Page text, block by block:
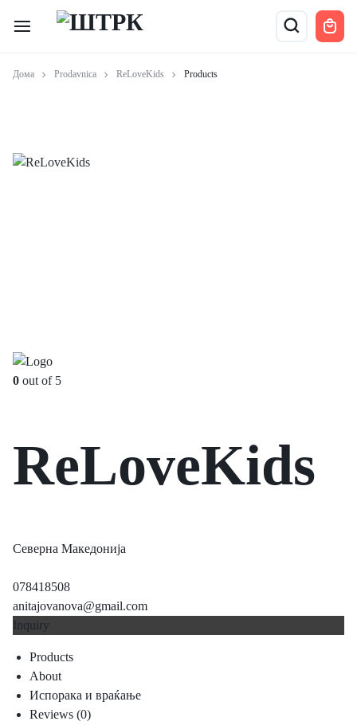
Дома Prodavnica ReLoveKids Products
0 out of 5
ReLoveKids
Северна Македонија
078418508
anitajovanova@gmail.com
Inquiry
Products
About
Испорака и враќање
Reviews (0)